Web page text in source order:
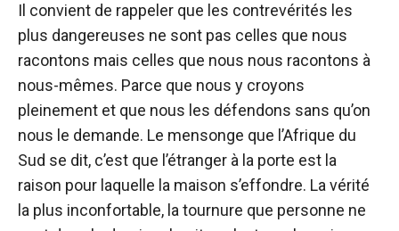
Il convient de rappeler que les contrevérités les
plus dangereuses ne sont pas celles que nous
racontons mais celles que nous nous racontons à
nous-mêmes. Parce que nous y croyons
pleinement et que nous les défendons sans qu’on
nous le demande. Le mensonge que l’Afrique du
Sud se dit, c’est que l’étranger à la porte est la
raison pour laquelle la maison s’effondre. La vérité
la plus inconfortable, la tournure que personne ne